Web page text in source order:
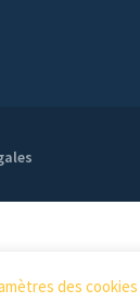
des cookies